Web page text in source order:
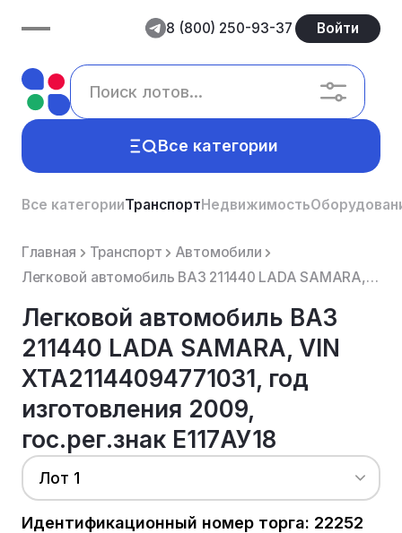
8 (800) 250-93-37 Войти
Все категории
Все категорииТранспортНедвижимость
Главная Транспорт
Автомобили
Легковой автомобиль ВАЗ 211440 LADA SAMARA, VIN XTA21144094771031, год изготовления 2009, гос.рег.зн...
Легковой автомобиль ВАЗ
211440 LADA SAMARA, VIN
XTA21144094771031, год
изготовления 2009,
гос.рег.знак Е117АУ18
Лот 1
Идентификационный номер торга: 22252